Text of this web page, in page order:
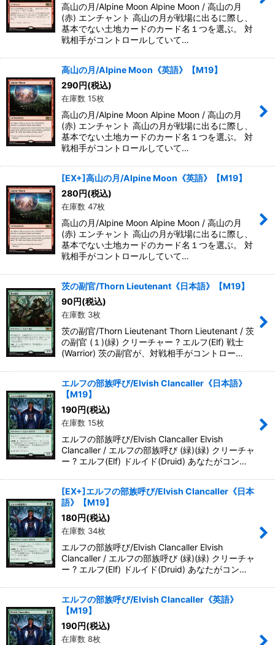
高山の月/Alpine Moon Alpine Moon / 高山の月
(赤) エンチャント 高山の月が戦場に出るに際し、
基本でない土地カードのカード名１つを選ぶ。 対
戦相手がコントロールしていて…
高山の月/Alpine Moon《英語》【M19】
290円(税込)
在庫数 15枚
高山の月/Alpine Moon Alpine Moon / 高山の月
(赤) エンチャント 高山の月が戦場に出るに際し、
基本でない土地カードのカード名１つを選ぶ。 対
戦相手がコントロールしていて…
[EX+]高山の月/Alpine Moon《英語》【M19】
280円(税込)
在庫数 47枚
高山の月/Alpine Moon Alpine Moon / 高山の月
(赤) エンチャント 高山の月が戦場に出るに際し、
基本でない土地カードのカード名１つを選ぶ。 対
戦相手がコントロールしていて…
茨の副官/Thorn Lieutenant《日本語》【M19】
90円(税込)
在庫数 3枚
茨の副官/Thorn Lieutenant Thorn Lieutenant / 茨
の副官 (１)(緑) クリーチャー ? エルフ(Elf) 戦士
(Warrior) 茨の副官が、対戦相手がコントロー…
エルフの部族呼び/Elvish Clancaller《日本語》
【M19】
190円(税込)
在庫数 15枚
エルフの部族呼び/Elvish Clancaller Elvish
Clancaller / エルフの部族呼び (緑)(緑) クリーチャ
ー ? エルフ(Elf) ドルイド(Druid) あなたがコン…
[EX+]エルフの部族呼び/Elvish Clancaller《日本
語》【M19】
180円(税込)
在庫数 34枚
エルフの部族呼び/Elvish Clancaller Elvish
Clancaller / エルフの部族呼び (緑)(緑) クリーチャ
ー ? エルフ(Elf) ドルイド(Druid) あなたがコン…
エルフの部族呼び/Elvish Clancaller《英語》
【M19】
190円(税込)
在庫数 8枚